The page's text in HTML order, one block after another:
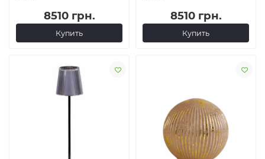
8510 грн.
Купить
8510 грн.
Купить